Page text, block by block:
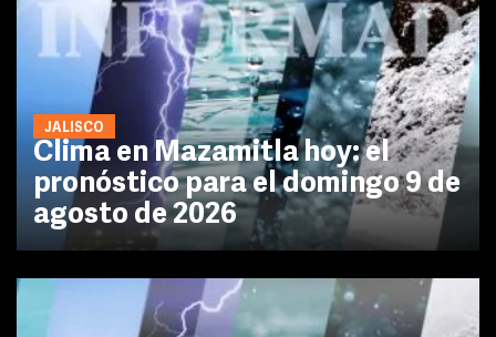
JALISCO
Clima en Mazamitla hoy: el
pronóstico para el domingo 9 de
agosto de 2026